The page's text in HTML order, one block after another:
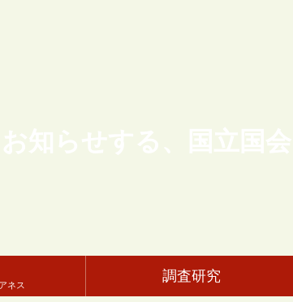
知らせする、国立国
ネス
調査研究